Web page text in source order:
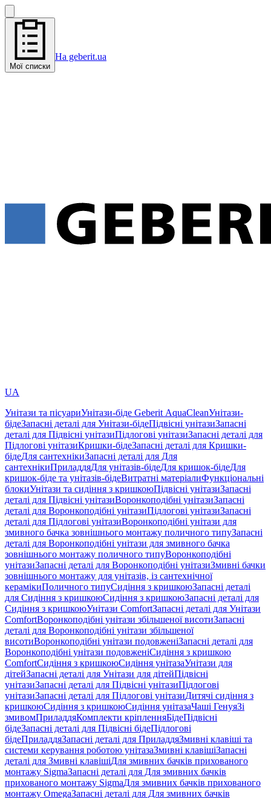
Мої списки
На geberit.ua
UA
Унітази та пісуариУнітази-біде Geberit AquaCleanУнітази-
бідеЗапасні деталі для Унітази-бідеПідвісні унітазиЗапасні
деталі для Підвісні унітазиПідлогові унітазиЗапасні деталі для
Підлогові унітазиКришки-бідеЗапасні деталі для Кришки-
бідеДля сантехнікиЗапасні деталі для Для
сантехнікиПриладдяДля унітазів-бідеДля кришок-бідеДля
кришок-біде та унітазів-бідеВитратні матеріалиФункціональні
блокиУнітази та сидіння з кришкоюПідвісні унітазиЗапасні
деталі для Підвісні унітазиВоронкоподібні унітазиЗапасні
деталі для Воронкоподібні унітазиПідлогові унітазиЗапасні
деталі для Підлогові унітазиВоронкоподібні унітази для
змивного бачка зовнішнього монтажу поличного типуЗапасні
деталі для Воронкоподібні унітази для змивного бачка
зовнішнього монтажу поличного типуВоронкоподібні
унітазиЗапасні деталі для Воронкоподібні унітазиЗмивні бачки
зовнішнього монтажу для унітазів, із сантехнічної
керамікиПоличного типуСидіння з кришкоюЗапасні деталі
для Сидіння з кришкоюСидіння з кришкоюЗапасні деталі для
Сидіння з кришкоюУнітази ComfortЗапасні деталі для Унітази
ComfortВоронкоподібні унітази збільшеної висотиЗапасні
деталі для Воронкоподібні унітази збільшеної
висотиВоронкоподібні унітази подовженіЗапасні деталі для
Воронкоподібні унітази подовженіСидіння з кришкою
ComfortСидіння з кришкоюСидіння унітазаУнітази для
дітейЗапасні деталі для Унітази для дітейПідвісні
унітазиЗапасні деталі для Підвісні унітазиПідлогові
унітазиЗапасні деталі для Підлогові унітазиДитячі сидіння з
кришкоюСидіння з кришкоюСидіння унітазаЧаші ГенуяЗі
змивомПриладдяКомплекти кріпленняБідеПідвісні
бідеЗапасні деталі для Підвісні бідеПідлогові
бідеПриладдяЗапасні деталі для ПриладдяЗмивні клавіші та
системи керування роботою унітазаЗмивні клавішіЗапасні
деталі для Змивні клавішіДля змивних бачків прихованого
монтажу SigmaЗапасні деталі для Для змивних бачків
прихованого монтажу SigmaДля змивних бачків прихованого
монтажу OmegaЗапасні деталі для Для змивних бачків